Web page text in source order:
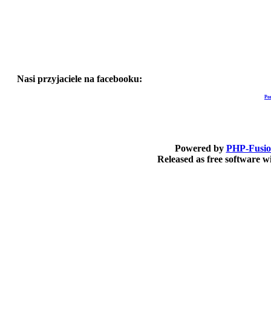
Nasi przyjaciele na facebooku:
Powered by PHP-
Released as free software